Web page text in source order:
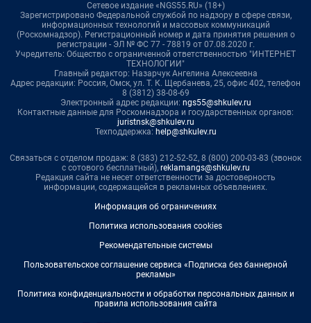
Сетевое издание «NGS55.RU» (18+)
Зарегистрировано Федеральной службой по надзору в сфере связи,
информационных технологий и массовых коммуникаций
(Роскомнадзор). Регистрационный номер и дата принятия решения о
регистрации - ЭЛ № ФС 77 - 78819 от 07.08.2020 г.
Учредитель: Общество с ограниченной ответственностью "ИНТЕРНЕТ
ТЕХНОЛОГИИ"
Главный редактор: Назарчук Ангелина Алексеевна
Адрес редакции: Россия, Омск, ул. Т. К. Щербанева, 25, офис 402, телефон
8 (3812) 38-08-69
Электронный адрес редакции: ngs55@shkulev.ru
Контактные данные для Роскомнадзора и государственных органов:
juristnsk@shkulev.ru
Техподдержка: help@shkulev.ru
Связаться с отделом продаж: 8 (383) 212-52-52, 8 (800) 200-03-83 (звонок
с сотового бесплатный), reklamangs@shkulev.ru
Редакция сайта не несет ответственности за достоверность
информации, содержащейся в рекламных объявлениях.
Информация об ограничениях
Политика использования cookies
Рекомендательные системы
Пользовательское соглашение сервиса «Подписка без баннерной
рекламы»
Политика конфиденциальности и обработки персональных данных и
правила использования сайта